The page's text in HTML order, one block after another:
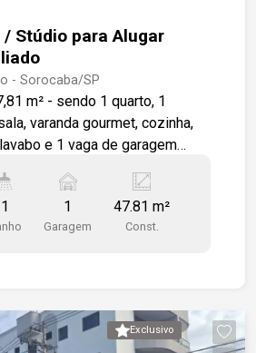
Stúdio para Alugar
- Sorocaba/SP
m² - sendo 1 quarto, 1
varanda gourmet, cozinha,
e 1 vaga de garagem
e cooktop, micro-ondas,
máquina de lavar. O
possui infraestrutura e lazer
de conveniência, espaço
abrigo de lixo (orgânico e
1 1
Garagem
47.81 m²
Const.
Exclusivo